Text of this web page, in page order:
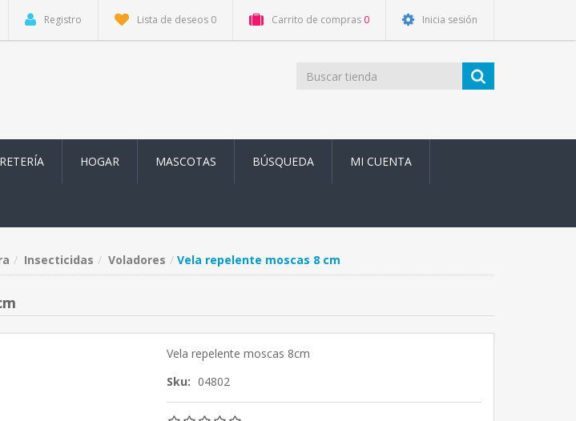
Registro Lista de deseos 0 Carrito de compras 0 Inicia sesión
HOGAR MASCOTAS BÚSQUEDA MI CUENTA
Insecticidas Voladores Vela repelente moscas 8 cm
Vela repelente moscas 8cm
Sku: 04802